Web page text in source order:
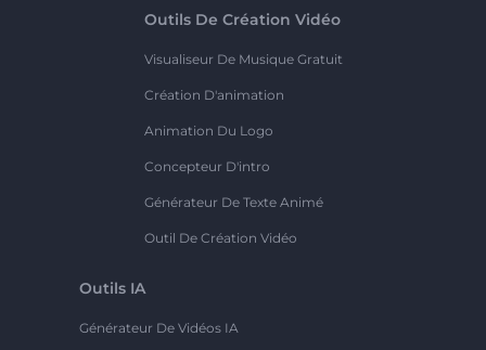
Outils De Création Vidéo
Visualiseur De Musique Gratuit
Création D'animation
Animation Du Logo
Concepteur D'intro
Générateur De Texte Animé
Outil De Création Vidéo
Outils IA
Générateur De Vidéos IA